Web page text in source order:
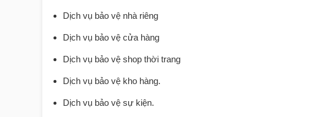
Dịch vụ bảo vệ nhà riêng
Dịch vụ bảo vệ cửa hàng
Dịch vụ bảo vệ shop thời trang
Dịch vụ bảo vệ kho hàng.
Dịch vụ bảo vệ sự kiện.